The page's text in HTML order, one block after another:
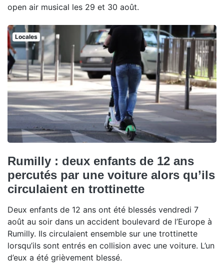
open air musical les 29 et 30 août.
Locales
Rumilly : deux enfants de 12 ans
percutés par une voiture alors qu’ils
circulaient en trottinette
Deux enfants de 12 ans ont été blessés vendredi 7
août au soir dans un accident boulevard de l’Europe à
Rumilly. Ils circulaient ensemble sur une trottinette
lorsqu’ils sont entrés en collision avec une voiture. L’un
d’eux a été grièvement blessé.